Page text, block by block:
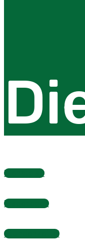
Dienstplan
Fragebogen
Stundenzettel